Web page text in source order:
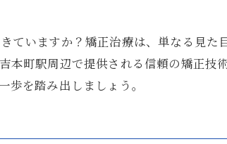
ていますか？矯正治療は、単なる見
本町駅周辺で提供される信頼の矯正技
を踏み出しましょう。